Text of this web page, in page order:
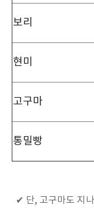
보리
현미
고구마
통밀빵
✔ 단, 고구마도 지